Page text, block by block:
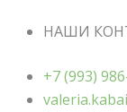
НАШИ
+7 (993)